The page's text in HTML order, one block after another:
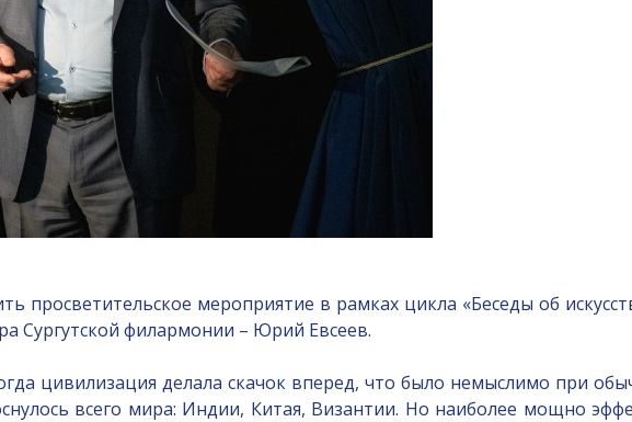
просветительское мероприятие в рамках цикла «Беседы об
Сургутской филармонии – Юрий Евсеев.
цивилизация делала скачок вперед, что было немыслимо при
всего мира: Индии, Китая, Византии. Но наиболее мощно